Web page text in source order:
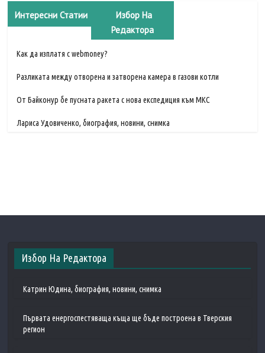
Интересни Статии
Избор На
Редактора
Как да изплатя с webmoney?
Разликата между отворена и затворена камера в газови котли
От Байконур бе пусната ракета с нова експедиция към МКС
Лариса Удовиченко, биография, новини, снимка
Избор На Редактора
Катрин Юдина, биография, новини, снимка
Първата енергоспестяваща къща ще бъде построена в Тверския
регион